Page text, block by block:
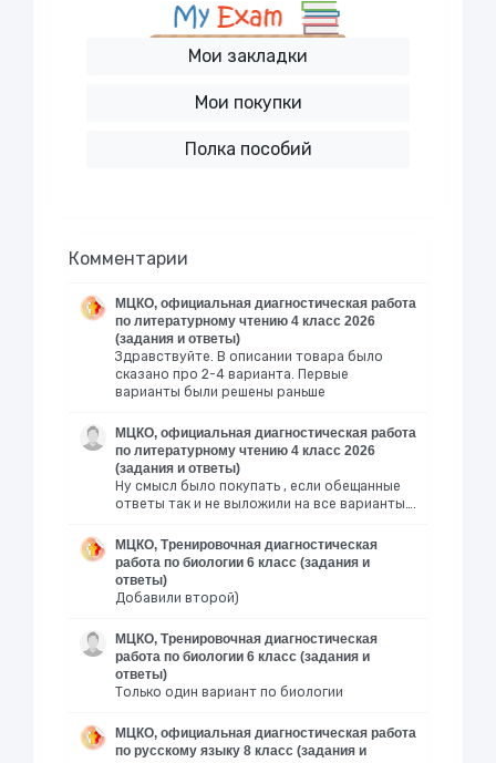
Мои закладки
Мои покупки
Полка пособий
Комментарии
МЦКО, официальная диагностическая работа
по литературному чтению 4 класс 2026
(задания и ответы)
Здравствуйте. В описании товара было
сказано про 2-4 варианта. Первые
варианты были решены раньше
МЦКО, официальная диагностическая работа
по литературному чтению 4 класс 2026
(задания и ответы)
Ну смысл было покупать , если обещанные
ответы так и не выложили на все варианты….
МЦКО, Тренировочная диагностическая
работа по биологии 6 класс (задания и
ответы)
Добавили второй)
МЦКО, Тренировочная диагностическая
работа по биологии 6 класс (задания и
ответы)
Только один вариант по биологии
МЦКО, официальная диагностическая работа
по русскому языку 8 класс (задания и